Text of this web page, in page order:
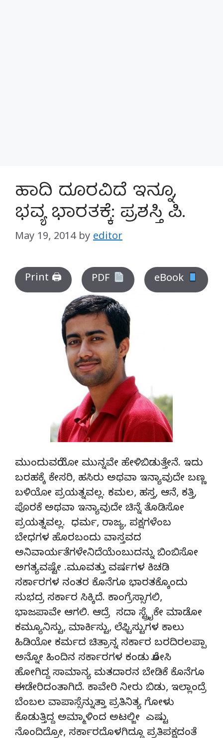
ಹಾದಿ ದೂರವಿದೆ ಇನ್ನೂ,
ಭವ್ಯ ಭಾರತಕ್ಕೆ: ಪ್ರಶಸ್ತಿ ಪಿ.
May 19, 2014 by editor
Print 🖨 PDF eBook
ಮುಂದುವರೆಯೋ ಮುನ್ನವೇ ಹೇಳಿಬಿಡುತ್ತೇನೆ. ಇದು
ಬರಹಕ್ಕೆ ಕೇಸರಿ, ಹಸಿರು ಅಥವಾ ಇನ್ಯಾವುದೇ ಬಣ್ಣ
ಬಳಿಯೋ ಪ್ರಯತ್ನವಲ್ಲ. ಕಮಲ, ಹಸ್ತ, ಆನೆ, ಕತ್ತಿ,
ಪೊರಕೆ ಅಥವಾ ಇನ್ಯಾವುದೇ ಚಿನ್ನೆ ತೊಡಿಸೋ
ಪ್ರಯತ್ನವಲ್ಲ. ಧರ್ಮ, ರಾಜ್ಯ, ಪಕ್ಷಗಳೆಂಬ
ಬೇಧಗಳ ಹೊರಬಂದು ವಾಸ್ತವದ
ಅನಿವಾರ್ಯತೆಗಳೇನಿದೆಯೆಂಬುದನ್ನು ಬಿಂಬಿಸೋ
ಅಗತ್ಯವಷ್ಟೇ .ಮೂವತ್ತು ವರ್ಷಗಳ ಕಿಚಡಿ
ಸರ್ಕಾರಗಳ ನಂತರ ಕೊನೆಗೂ ಭಾರತಕ್ಕೊಂದು
ಸುಭದ್ರ ಸರ್ಕಾರ ಸಿಕ್ಕಿದೆ. ಕಾಂಗ್ರೆಸ್ಸಾಗಲಿ,
ಭಾಜಪಾವೇ ಆಗಲಿ. ಆದ್ರೆ ಸದಾ ಸ್ಟ್ರೈಕೇ ಮಾಡೋ
ಕಮ್ಯೂನಿಸ್ಟು, ಮಾರ್ಕಿಸ್ಟು, ಲೆಫ್ಟಿಸ್ಟುಗಳ ಕಾಲು
ಹಿಡಿಯೋ ಕರ್ಮದ ಚಿತ್ರಾನ್ನ ಸರ್ಕಾರ ಬರದಿರಲಪ್ಪಾ
ಅನ್ನೋ ಹಿಂದಿನ ಸರ್ಕಾರಗಳ ಕಂಡು ರೋಸಿ
ಹೋಗಿದ್ದ ಸಾಮಾನ್ಯ ಮತದಾರನ ಬೇಡಿಕೆ ಕೊನೆಗೂ
ಈಡೇರಿದಂತಾಗಿದೆ. ಕಾವೇರಿ ನೀರು ಬಿಡು, ಇಲ್ಲಾಂದ್ರೆ
ಬೆಂಬಲ ವಾಪಾಸ್ಸೆನ್ನುತ್ತಾ ಪ್ರತಿನಿತ್ಯ ಗೋಳು
ಕೊಡುತ್ತಿದ್ದ ಅಮ್ಮಾಳಿಂದ ಅಟಲ್ಜೀ ಎಷ್ಟು
ನೊಂದಿದ್ರೋ, ಸರ್ಕಾರದೊಳಗಿದ್ದೂ ಪ್ರತಿಪಕ್ಷದಂತೆ